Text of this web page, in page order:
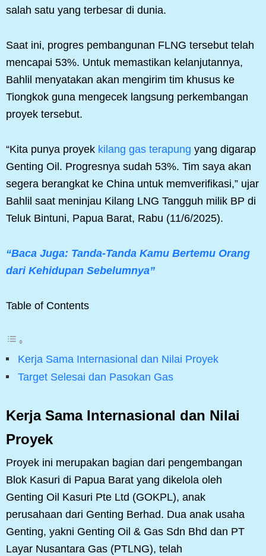
salah satu yang terbesar di dunia.
Saat ini, progres pembangunan FLNG tersebut telah
mencapai 53%. Untuk memastikan kelanjutannya,
Bahlil menyatakan akan mengirim tim khusus ke
Tiongkok guna mengecek langsung perkembangan
proyek tersebut.
“Kita punya proyek kilang gas terapung yang digarap
Genting Oil. Progresnya sudah 53%. Tim saya akan
segera berangkat ke China untuk memverifikasi,” ujar
Bahlil saat meninjau Kilang LNG Tangguh milik BP di
Teluk Bintuni, Papua Barat, Rabu (11/6/2025).
“Baca Juga: Tanda-Tanda Kamu Bertemu Orang
dari Kehidupan Sebelumnya”
Table of Contents
Kerja Sama Internasional dan Nilai Proyek
Target Selesai dan Pasokan Gas
Kerja Sama Internasional dan Nilai
Proyek
Proyek ini merupakan bagian dari pengembangan
Blok Kasuri di Papua Barat yang dikelola oleh
Genting Oil Kasuri Pte Ltd (GOKPL), anak
perusahaan dari Genting Berhad. Dua anak usaha
Genting, yakni Genting Oil & Gas Sdn Bhd dan PT
Layar Nusantara Gas (PTLNG), telah